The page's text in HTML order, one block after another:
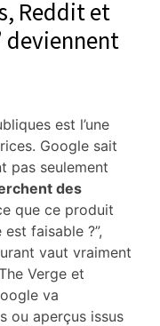
Reddit et
deviennent
est l’une
Google sait
pas seulement
des
que ce produit
faisable ?”,
vaut vraiment
Verge et
va
ou aperçus issus